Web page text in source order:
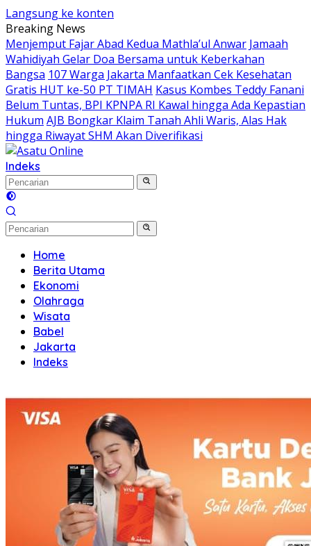
Langsung ke konten
Breaking News
Menjemput Fajar Abad Kedua Mathla’ul Anwar Jamaah
Wahidiyah Gelar Doa Bersama untuk Keberkahan
Bangsa 107 Warga Jakarta Manfaatkan Cek Kesehatan
Gratis HUT ke-50 PT TIMAH Kasus Kombes Teddy Fanani
Belum Tuntas, BPI KPNPA RI Kawal hingga Ada Kepastian
Hukum AJB Bongkar Klaim Tanah Ahli Waris, Alas Hak
hingga Riwayat SHM Akan Diverifikasi
Indeks
Home
Berita Utama
Ekonomi
Olahraga
Wisata
Babel
Jakarta
Indeks